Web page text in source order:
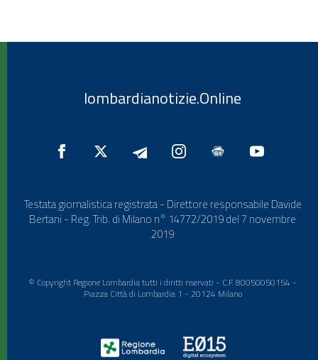
lombardianotizie.Online
Testata giornalistica registrata - Direttore responsabile Davide
Bertani - Reg. Trib. di Milano n° 14772/2019 del 7 novembre
2019
© Copyright Regione Lombardia tutti i diritti riservati - C.F. 80050050154 -
Piazza Città di Lombardia 1 - 20124 Milano